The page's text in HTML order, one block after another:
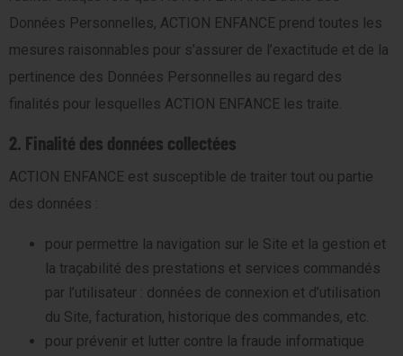
Données Personnelles, ACTION ENFANCE prend toutes les
mesures raisonnables pour s’assurer de l’exactitude et de la
pertinence des Données Personnelles au regard des
finalités pour lesquelles ACTION ENFANCE les traite.
2. Finalité des données collectées
ACTION ENFANCE est susceptible de traiter tout ou partie
des données :
pour permettre la navigation sur le Site et la gestion et
la traçabilité des prestations et services commandés
par l’utilisateur : données de connexion et d’utilisation
du Site, facturation, historique des commandes, etc.
pour prévenir et lutter contre la fraude informatique